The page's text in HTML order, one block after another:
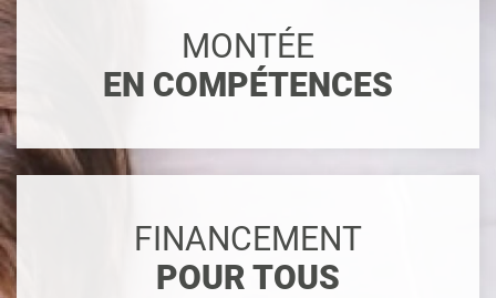
MONTÉE
EN COMPÉTENCES
FINANCEMENT
POUR TOUS